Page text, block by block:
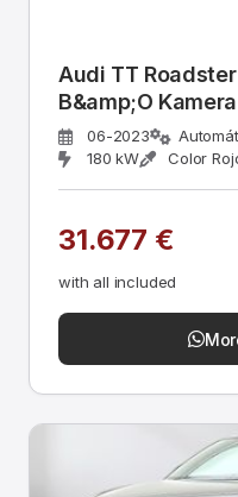
Audi TT
B&amp;O
06-2023
180 kW
Color
31.677 €
with all included